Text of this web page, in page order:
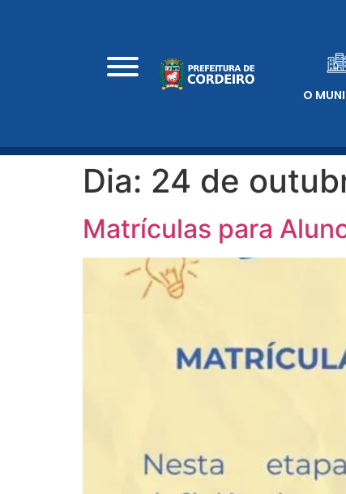
O
Dia: 24 de
Matrículas para